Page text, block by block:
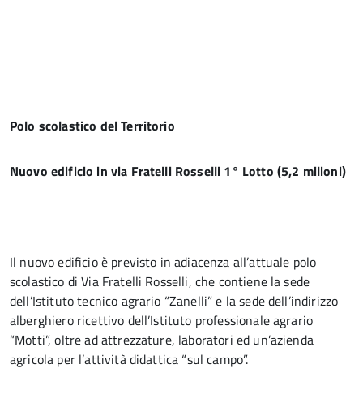
Polo scolastico del Territorio
Nuovo edificio in via Fratelli Rosselli 1° Lotto (5,2 milioni)
Il nuovo edificio è previsto in adiacenza all’attuale polo
scolastico di Via Fratelli Rosselli, che contiene la sede
dell’Istituto tecnico agrario “Zanelli” e la sede dell’indirizzo
alberghiero ricettivo dell’Istituto professionale agrario
“Motti”, oltre ad attrezzature, laboratori ed un’azienda
agricola per l’attività didattica “sul campo”.